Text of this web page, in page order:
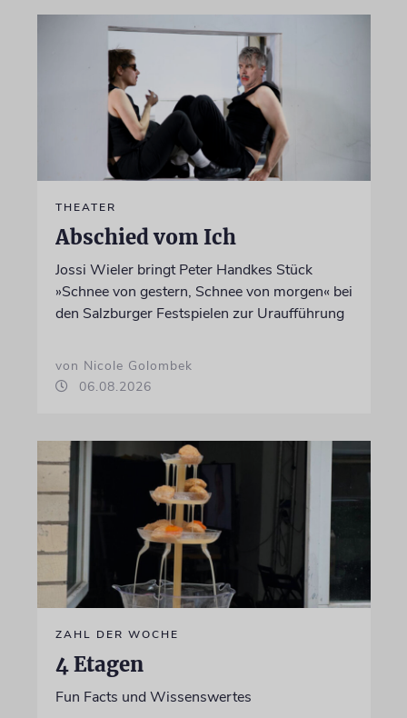
THEATER
Abschied vom Ich
Jossi Wieler bringt Peter Handkes Stück
»Schnee von gestern, Schnee von morgen« bei
den Salzburger Festspielen zur Uraufführung
von Nicole Golombek
06.08.2026
ZAHL DER WOCHE
4 Etagen
Fun Facts und Wissenswertes